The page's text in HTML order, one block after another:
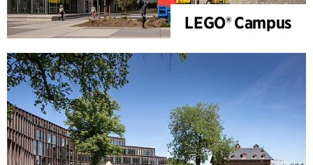
LEGO® Campus